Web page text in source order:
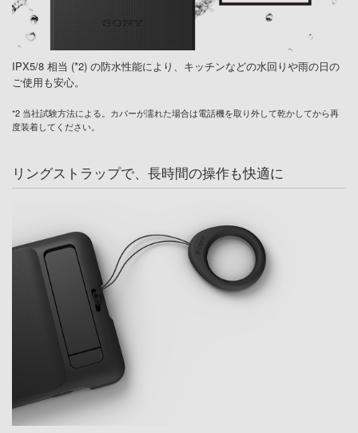
IPX5/8 相当 (*2) の防水性能により、キッチンなどの水回りや雨の日の
ご使用も安心。
*2 当社試験方法による。カバーが濡れた場合は電話機を取り外して乾かしてから再
度装着してください。
リングストラップで、長時間の操作も快適に